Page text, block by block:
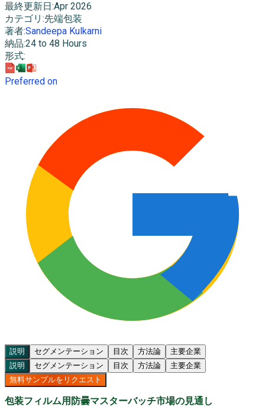
最終更新日 :Apr 2026
カテゴリ :先端包装
著者:Sandeepa Kulkarni
納品:24 to 48 Hours
形式:
Preferred on
説明 セグメンテーション 目次 方法論
主要企業
説明
セグメンテーション 目次 方法論
主要企業
無料サンプルをリクエスト
包装フィルム用防曇マスターバッチ市場の見通し